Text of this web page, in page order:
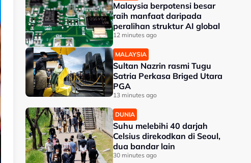
Malaysia berpotensi besar
raih manfaat daripada
peralihan struktur AI global
12 minutes ago
MALAYSIA
Sultan Nazrin rasmi Tugu
Satria Perkasa Briged Utara
PGA
13 minutes ago
DUNIA
Suhu melebihi 40 darjah
Celsius direkodkan di Seoul,
dua bandar lain
30 minutes ago